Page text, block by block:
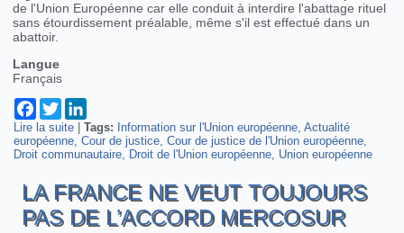
de l'Union Européenne car elle conduit à interdire l'abattage rituel
sans étourdissement préalable, même s'il est effectué dans un
abattoir.
Langue
Français
Facebook
Twitter
Lire la suite de Abattage rituel et droit de l’Union européenne
|Tags: Information sur l'Union européenne Actualité
européenne Cour de justice Cour de justice de l'Union européenne
Droit communautaire
Droit de l'Union européenne Union européenne
LA FRANCE NE VEUT TOUJOURS
PAS DE L’ACCORD MERCOSUR